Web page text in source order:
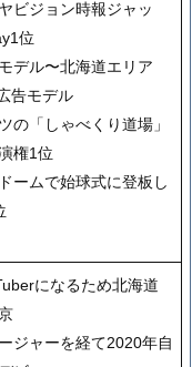
ビジョン時報ジャッ
位
デル〜北海道エリア
告モデル
の「しゃべくり道場」
権1位
ームで始球式に登板し
になるため北海道
ジャーを経て2020年自